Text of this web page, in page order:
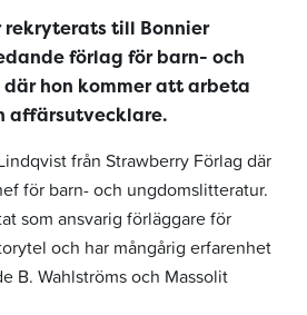
till Bonnier
förlag för barn- och
hon kommer att arbeta
affärsutvecklare.
från Strawberry Förlag där
för barn- och ungdomslitteratur.
som ansvarig förläggare för
och har mångårig erfarenhet
B. Wahlströms och Massolit